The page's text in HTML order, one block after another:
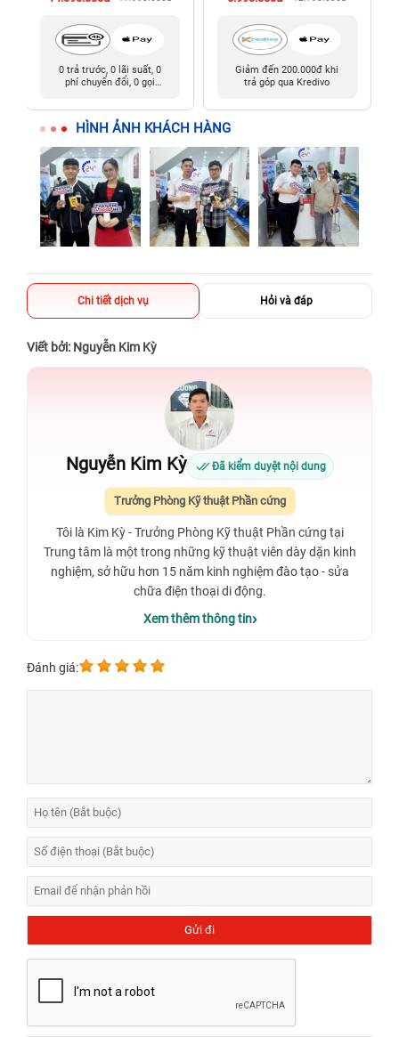
0 trả trước, 0 lãi suất, 0
phí chuyển đổi, 0 gọi
Giảm đến 200.000đ khi
trả góp qua Kredivo
HÌNH ẢNH KHÁCH HÀNG
Chi tiết dịch vụ Hỏi và đáp
Viết bởi: Nguyễn Kim Kỳ
Nguyễn Kim Kỳ Đã kiểm duyệt nội dung
Trưởng Phòng Kỹ thuật Phần cứng
Tôi là Kim Kỳ - Trưởng Phòng Kỹ thuật Phần cứng tại
Trung tâm là một trong những kỹ thuật viên dày dặn kinh
nghiệm, sở hữu hơn 15 năm kinh nghiệm đào tạo - sửa
chữa điện thoại di động.
Xem thêm thông tin
Đánh giá: